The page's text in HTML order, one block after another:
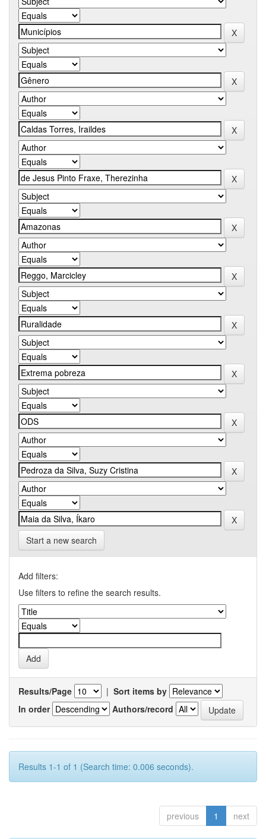
Start a new search
Add filters:
Use filters to refine the search results.
Results/Page | Sort items by
In order
Authors/record
Results 1-1 of 1 (Search time: 0.006 seconds).
previous 1 next